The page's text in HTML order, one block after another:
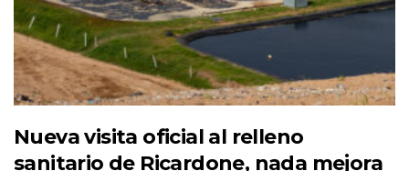
Nueva visita oficial al relleno
sanitario de Ricardone, nada mejora